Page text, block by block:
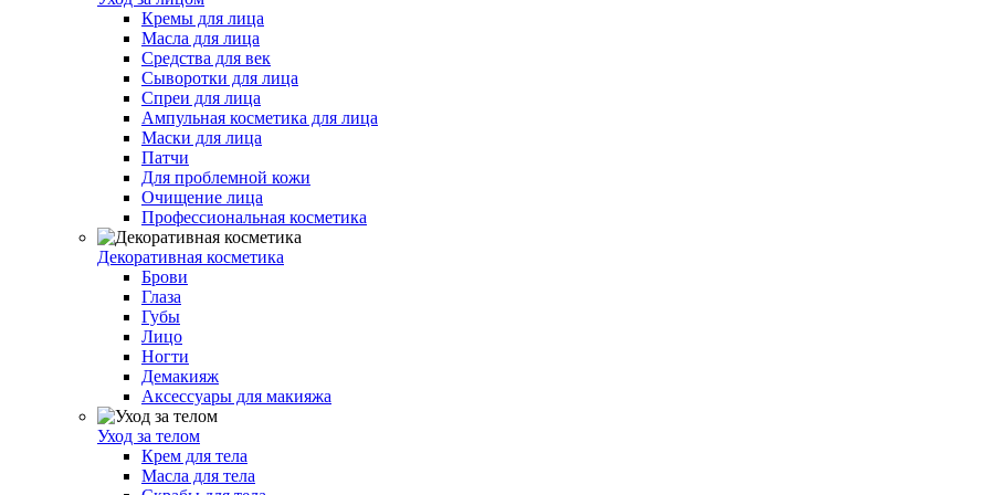
Кремы для лица
Масла для лица
Средства для век
Сыворотки для лица
Спреи для лица
Ампульная косметика для лица
Маски для лица
Патчи
Для проблемной кожи
Очищение лица
Профессиональная косметика
Декоративная косметика
Брови
Глаза
Губы
Лицо
Ногти
Демакияж
Аксессуары для макияжа
Уход за телом
Крем для тела
Масла для тела